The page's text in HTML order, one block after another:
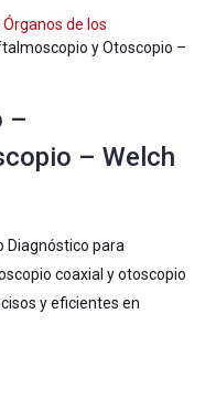
Órganos de los
y Otoscopio –
–
– Welch
Diagnóstico para
coaxial y otoscopio
y eficientes en